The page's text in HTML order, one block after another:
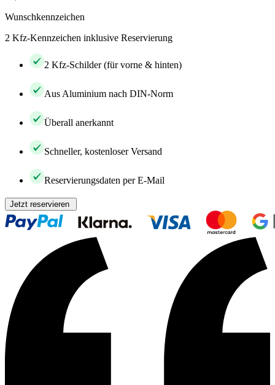
Wunschkennzeichen
2 Kfz-Kennzeichen inklusive Reservierung
2 Kfz-Schilder (für vorne & hinten)
Aus Aluminium nach DIN-Norm
Überall anerkannt
Schneller, kostenloser Versand
Reservierungsdaten per E-Mail
Jetzt reservieren